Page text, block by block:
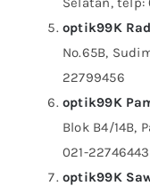
optik99K
No.65B,
22799456
optik99K
Blok B4/14B,
021-22746443
optik99K